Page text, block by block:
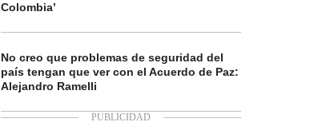
Colombia’
No creo que problemas de seguridad del
país tengan que ver con el Acuerdo de Paz:
Alejandro Ramelli